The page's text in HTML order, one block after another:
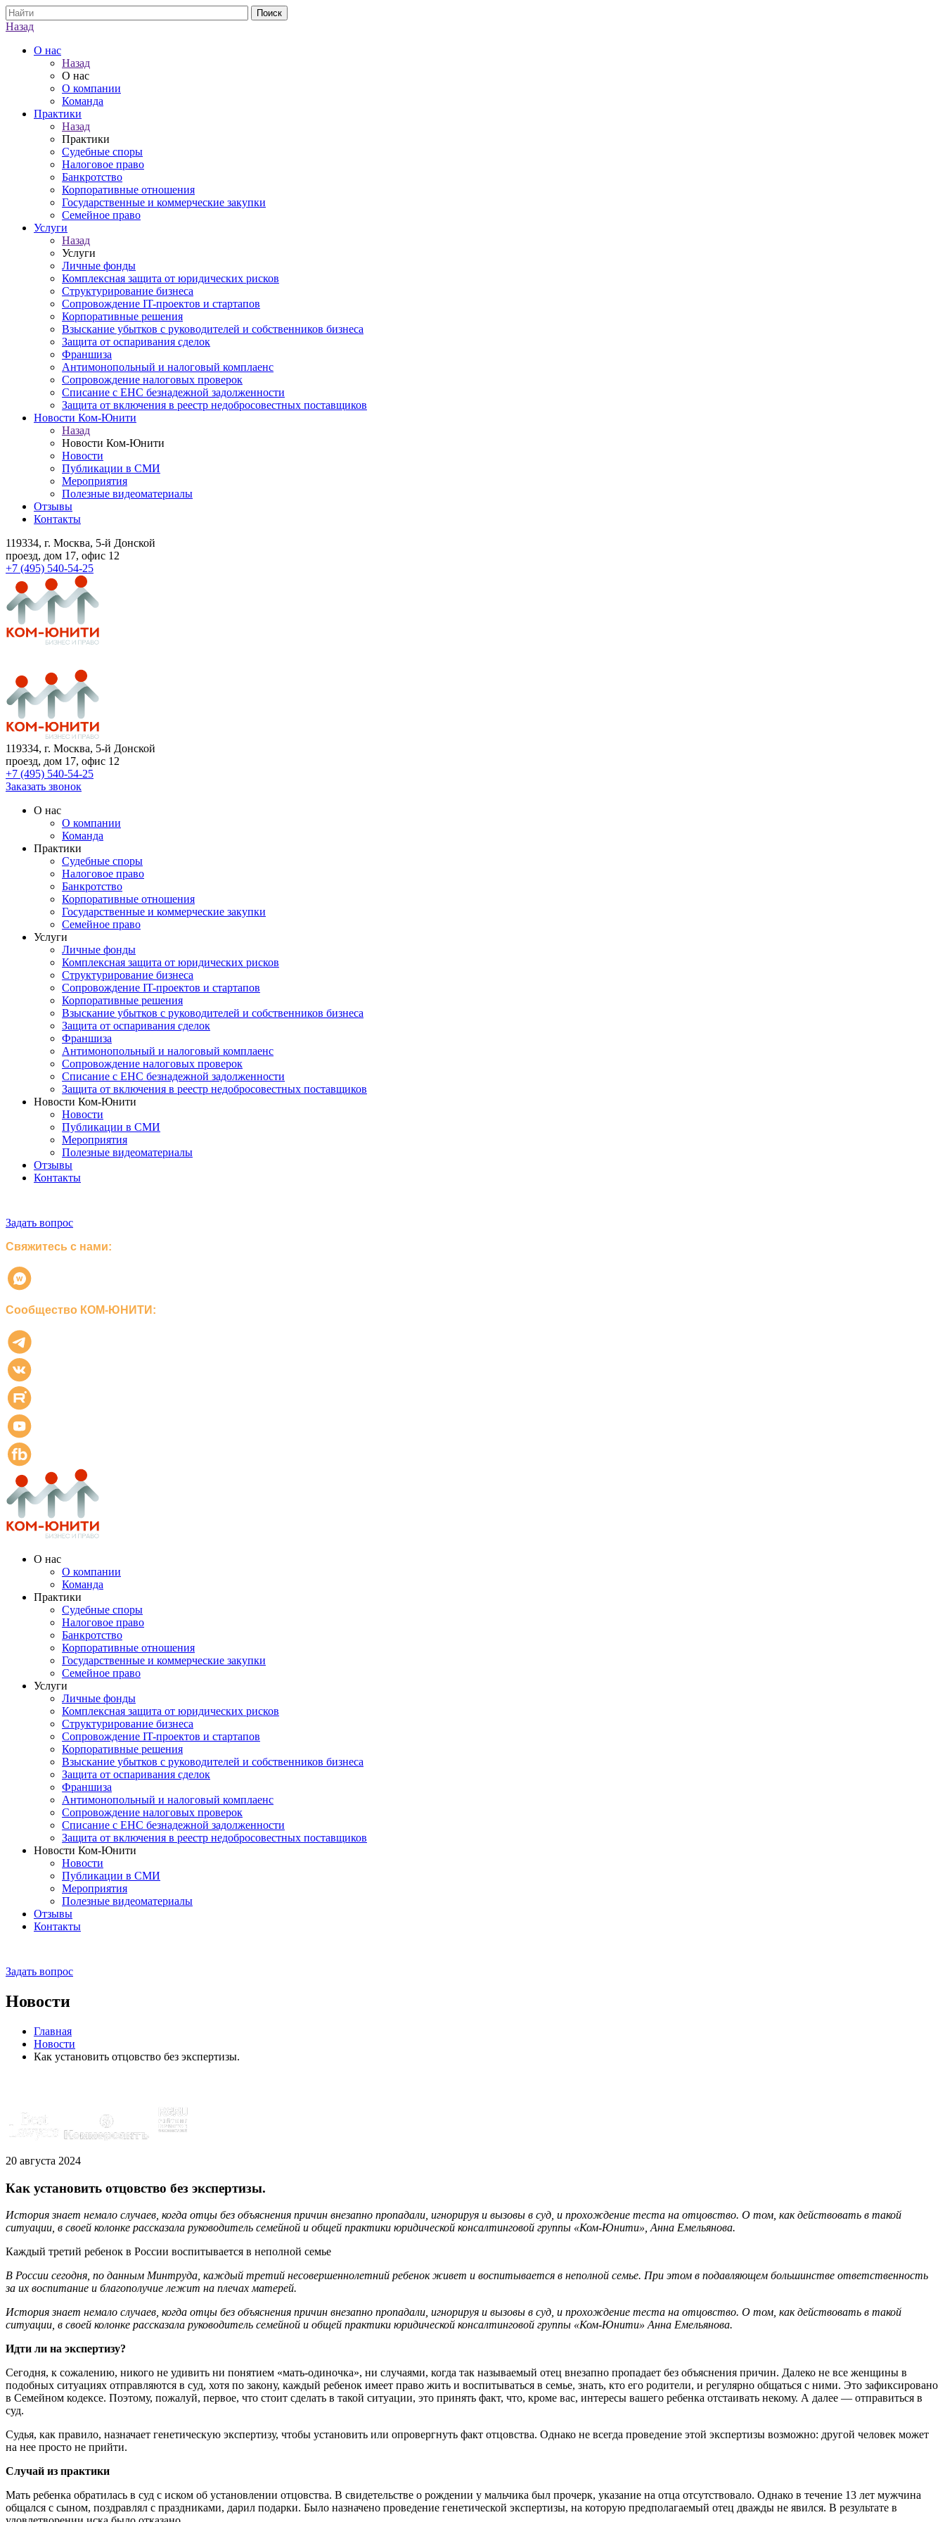
Назад
О нас
Назад
О нас
О компании
Команда
Практики
Назад
Практики
Судебные споры
Налоговое право
Банкротство
Корпоративные отношения
Государственные и коммерческие закупки
Семейное право
Услуги
Назад
Услуги
Личные фонды
Комплексная защита от юридических рисков
Структурирование бизнеса
Сопровождение IT-проектов и стартапов
Корпоративные решения
Взыскание убытков с руководителей и собственников бизнеса
Защита от оспаривания сделок
Франшиза
Антимонопольный и налоговый комплаенс
Сопровождение налоговых проверок
Списание с ЕНС безнадежной задолженности
Защита от включения в реестр недобросовестных поставщиков
Новости Ком-Юнити
Назад
Новости Ком-Юнити
Новости
Публикации в СМИ
Мероприятия
Полезные видеоматериалы
Отзывы
Контакты
119334, г. Москва, 5-й Донской
проезд, дом 17, офис 12
+7 (495) 540-54-25
119334, г. Москва, 5-й Донской
проезд, дом 17, офис 12
+7 (495) 540-54-25
Заказать звонок
О нас
О компании
Команда
Практики
Судебные споры
Налоговое право
Банкротство
Корпоративные отношения
Государственные и коммерческие закупки
Семейное право
Услуги
Личные фонды
Комплексная защита от юридических рисков
Структурирование бизнеса
Сопровождение IT-проектов и стартапов
Корпоративные решения
Взыскание убытков с руководителей и собственников бизнеса
Защита от оспаривания сделок
Франшиза
Антимонопольный и налоговый комплаенс
Сопровождение налоговых проверок
Списание с ЕНС безнадежной задолженности
Защита от включения в реестр недобросовестных поставщиков
Новости Ком-Юнити
Новости
Публикации в СМИ
Мероприятия
Полезные видеоматериалы
Отзывы
Контакты
Задать вопрос
Свяжитесь с нами:
Сообщество КОМ-ЮНИТИ:
О нас
О компании
Команда
Практики
Судебные споры
Налоговое право
Банкротство
Корпоративные отношения
Государственные и коммерческие закупки
Семейное право
Услуги
Личные фонды
Комплексная защита от юридических рисков
Структурирование бизнеса
Сопровождение IT-проектов и стартапов
Корпоративные решения
Взыскание убытков с руководителей и собственников бизнеса
Защита от оспаривания сделок
Франшиза
Антимонопольный и налоговый комплаенс
Сопровождение налоговых проверок
Списание с ЕНС безнадежной задолженности
Защита от включения в реестр недобросовестных поставщиков
Новости Ком-Юнити
Новости
Публикации в СМИ
Мероприятия
Полезные видеоматериалы
Отзывы
Контакты
Задать вопрос
Новости
Главная
Новости
Как установить отцовство без экспертизы.
20 августа 2024
Как установить отцовство без экспертизы.
История знает немало случаев, когда отцы без объяснения причин внезапно пропадали, игнорируя и вызовы в суд, и прохождение теста на отцовство. О том, как действовать в такой
ситуации, в своей колонке рассказала руководитель семейной и общей практики юридической консалтинговой группы «Ком-Юнити», Анна Емельянова.
Каждый третий ребенок в России воспитывается в неполной семье
В России сегодня, по данным Минтруда, каждый третий несовершеннолетний ребенок живет и воспитывается в неполной семье. При этом в подавляющем большинстве ответственность
за их воспитание и благополучие лежит на плечах матерей.
История знает немало случаев, когда отцы без объяснения причин внезапно пропадали, игнорируя и вызовы в суд, и прохождение теста на отцовство. О том, как действовать в такой
ситуации, в своей колонке рассказала руководитель семейной и общей практики юридической консалтинговой группы «Ком-Юнити» Анна Емельянова.
Идти ли на экспертизу?
Сегодня, к сожалению, никого не удивить ни понятием «мать-одиночка», ни случаями, когда так называемый отец внезапно пропадает без объяснения причин. Далеко не все женщины в
подобных ситуациях отправляются в суд, хотя по закону, каждый ребенок имеет право жить и воспитываться в семье, знать, кто его родители, и регулярно общаться с ними. Это зафиксировано
в Семейном кодексе. Поэтому, пожалуй, первое, что стоит сделать в такой ситуации, это принять факт, что, кроме вас, интересы вашего ребенка отстаивать некому. А далее — отправиться в
суд.
Судья, как правило, назначает генетическую экспертизу, чтобы установить или опровергнуть факт отцовства. Однако не всегда проведение этой экспертизы возможно: другой человек может
на нее просто не прийти.
Случай из практики
Мать ребенка обратилась в суд с иском об установлении отцовства. В свидетельстве о рождении у мальчика был прочерк, указание на отца отсутствовало. Однако в течение 13 лет мужчина
общался с сыном, поздравлял с праздниками, дарил подарки. Было назначено проведение генетической экспертизы, на которую предполагаемый отец дважды не явился. В результате в